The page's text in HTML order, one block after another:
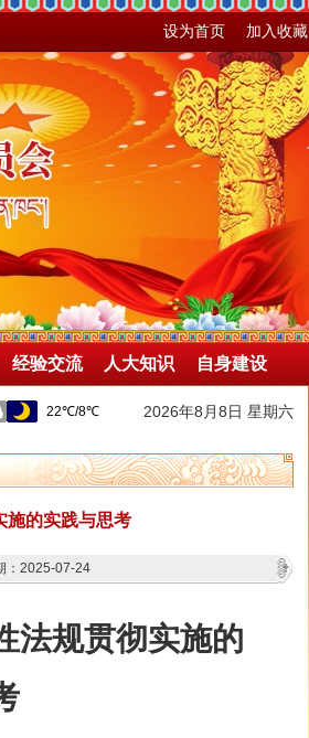
设为首页 加入收藏
经验交流 人大知识 自身建设
2026年8月8日 星期六
施的实践与思考
：2025-07-24
法规贯彻实施的